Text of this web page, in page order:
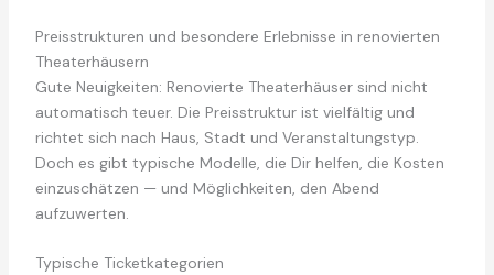
Preisstrukturen und besondere Erlebnisse in renovierten
Theaterhäusern
Gute Neuigkeiten: Renovierte Theaterhäuser sind nicht
automatisch teuer. Die Preisstruktur ist vielfältig und
richtet sich nach Haus, Stadt und Veranstaltungstyp.
Doch es gibt typische Modelle, die Dir helfen, die Kosten
einzuschätzen — und Möglichkeiten, den Abend
aufzuwerten.
Typische Ticketkategorien